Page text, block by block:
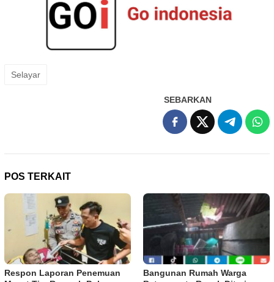
Selayar
SEBARKAN
POS TERKAIT
Respon Laporan Penemuan
Bangunan Rumah Warga